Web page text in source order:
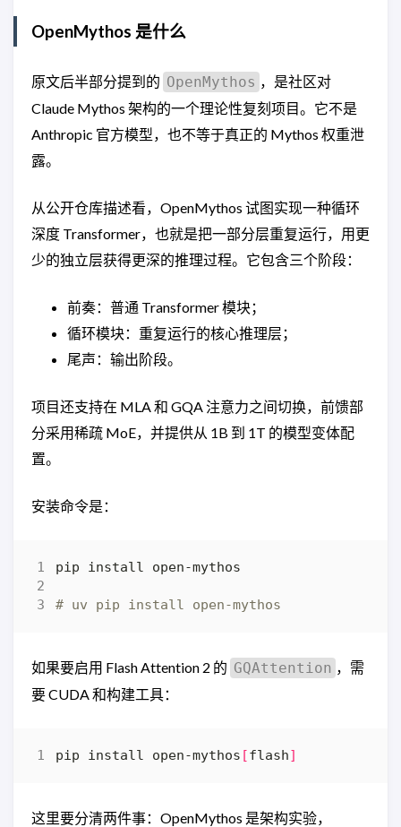
OpenMythos 是什么
原文后半部分提到的 OpenMythos ，是社区对
Claude Mythos 架构的一个理论性复刻项目。它不是
Anthropic 官方模型，也不等于真正的 Mythos 权重泄
露。
从公开仓库描述看，OpenMythos 试图实现一种循环
深度 Transformer，也就是把一部分层重复运行，用更
少的独立层获得更深的推理过程。它包含三个阶段：
前奏：普通 Transformer 模块；
循环模块：重复运行的核心推理层；
尾声：输出阶段。
项目还支持在 MLA 和 GQA 注意力之间切换，前馈部
分采用稀疏 MoE，并提供从 1B 到 1T 的模型变体配
置。
安装命令是：
# uv pip install open-mythos
如果要启用 Flash Attention 2 的 GQAttention ，需
要 CUDA 和构建工具：
pip install open-mythos [flash]
这里要分清两件事：OpenMythos 是架构实验，